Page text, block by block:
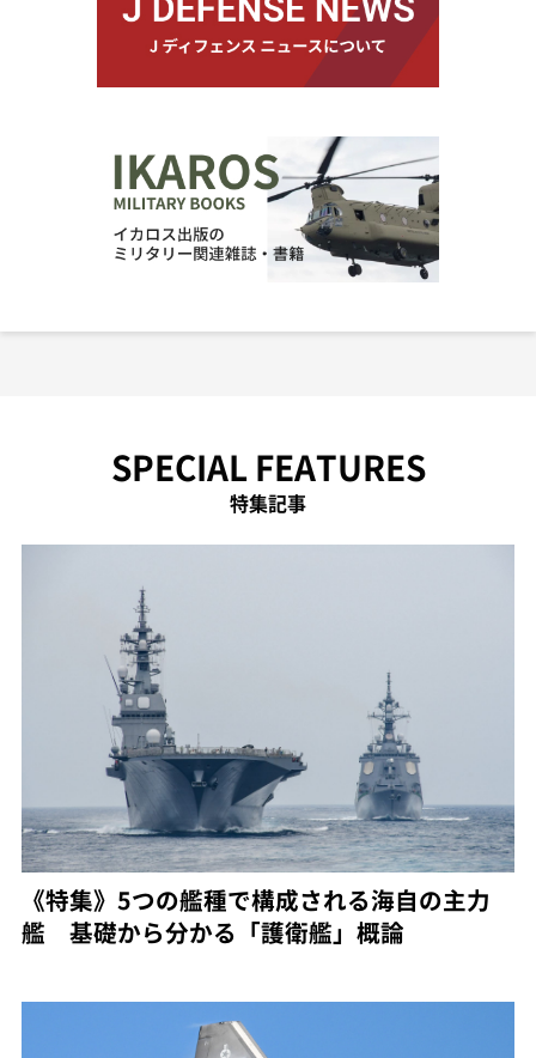
SPECIAL FEATURES
特集記事
《特集》5つの艦種で構成される海自の主力
艦 基礎から分かる「護衛艦」概論